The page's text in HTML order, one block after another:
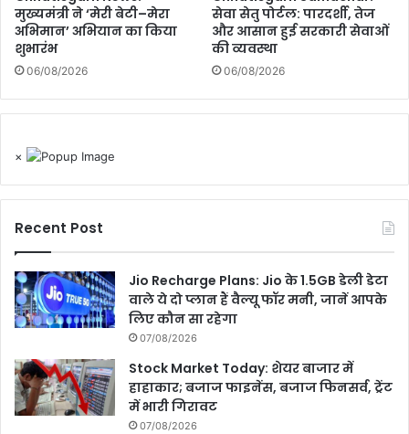
मुख्यमंत्री ने ‘मेरी बेटी–मेरा
अभिमान’ अभियान का किया
शुभारंभ
06/08/2026
सेवा सेतु पोर्टल: पारदर्शी, तेज
और आसान हुई सरकारी सेवाओं
की व्यवस्था
06/08/2026
×
Recent Post
Jio Recharge Plans: Jio के 1.5GB डेली डेटा
वाले ये दो प्लान हैं वैल्यू फॉर मनी, जानें आपके
लिए कौन सा रहेगा
07/08/2026
Stock Market Today: शेयर बाजार में
हाहाकार; बजाज फाइनेंस, बजाज फिनसर्व, ट्रेंट
में भारी गिरावट
07/08/2026